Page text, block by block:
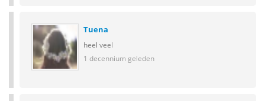
Tuena
heel veel
1 decennium geleden